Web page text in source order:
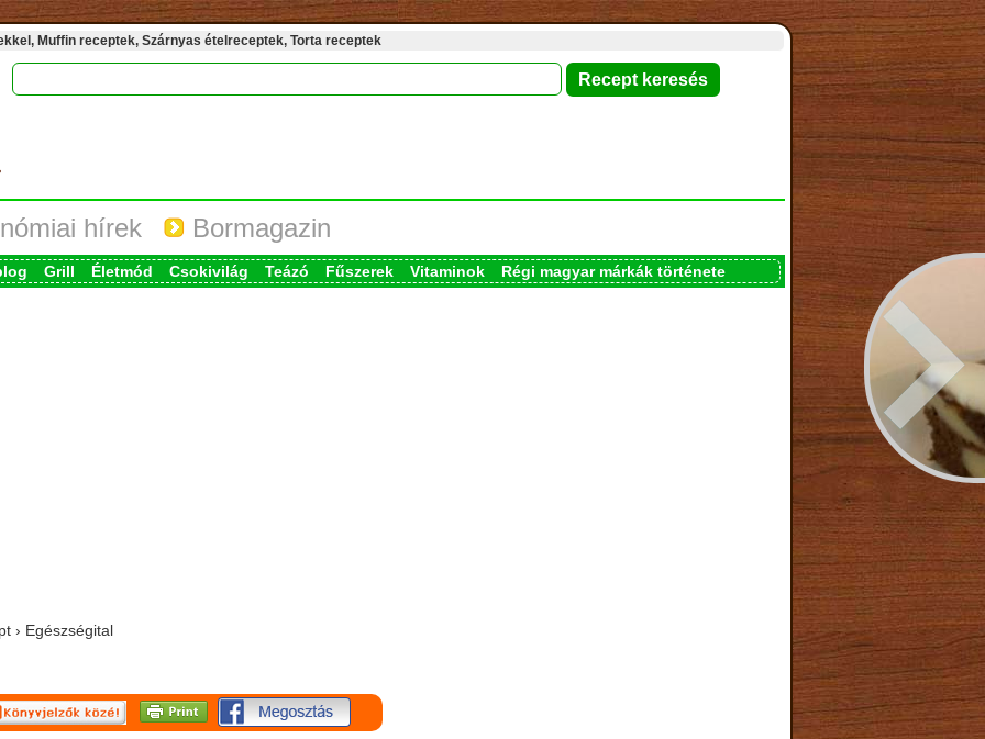
Muffin receptek, Szárnyas ételreceptek, Torta receptek
hírek Bormagazin
Grill Életmód Csokivilág Teázó Fűszerek Vitaminok Régi magyar márkák története
› Egészségital